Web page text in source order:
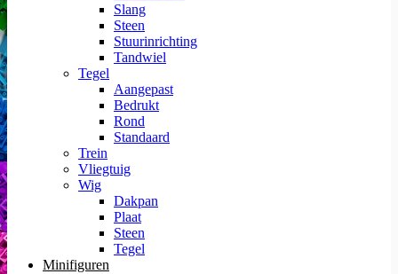
Slang
Steen
Stuurinrichting
Tandwiel
Tegel
Aangepast
Bedrukt
Rond
Standaard
Trein
Vliegtuig
Wig
Dakpan
Plaat
Steen
Tegel
Minifiguren